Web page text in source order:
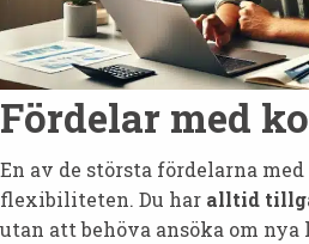
Fördelar med
En av de största fördelarna
flexibiliteten. Du har alltid
utan att behöva ansöka om